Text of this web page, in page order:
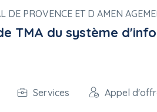
dynamique
médiation et réexamen
procédures de médiation : Tribunal
procédures de recours : Tribunal
informations complémentaires sur
accès hors ligne aux documents de
précisions concernant
DE PROVENCE ET D AMEN
TMA du système
Services Appel